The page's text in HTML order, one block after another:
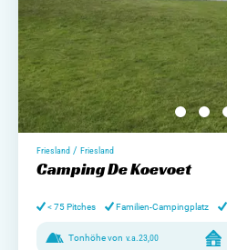
Friesland / Friesland
Camping De Koevoet
< 75 Pitches Familien-Campingplatz
Tonhöhe von v.a.23,00